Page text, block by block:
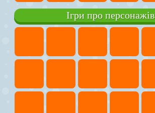
Ігри про персонажів